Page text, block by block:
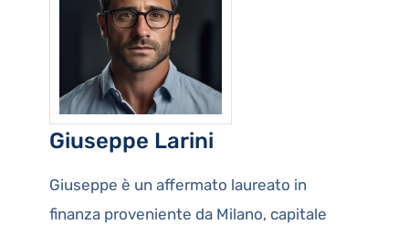
Giuseppe Larini
Giuseppe è un affermato laureato in
finanza proveniente da Milano, capitale